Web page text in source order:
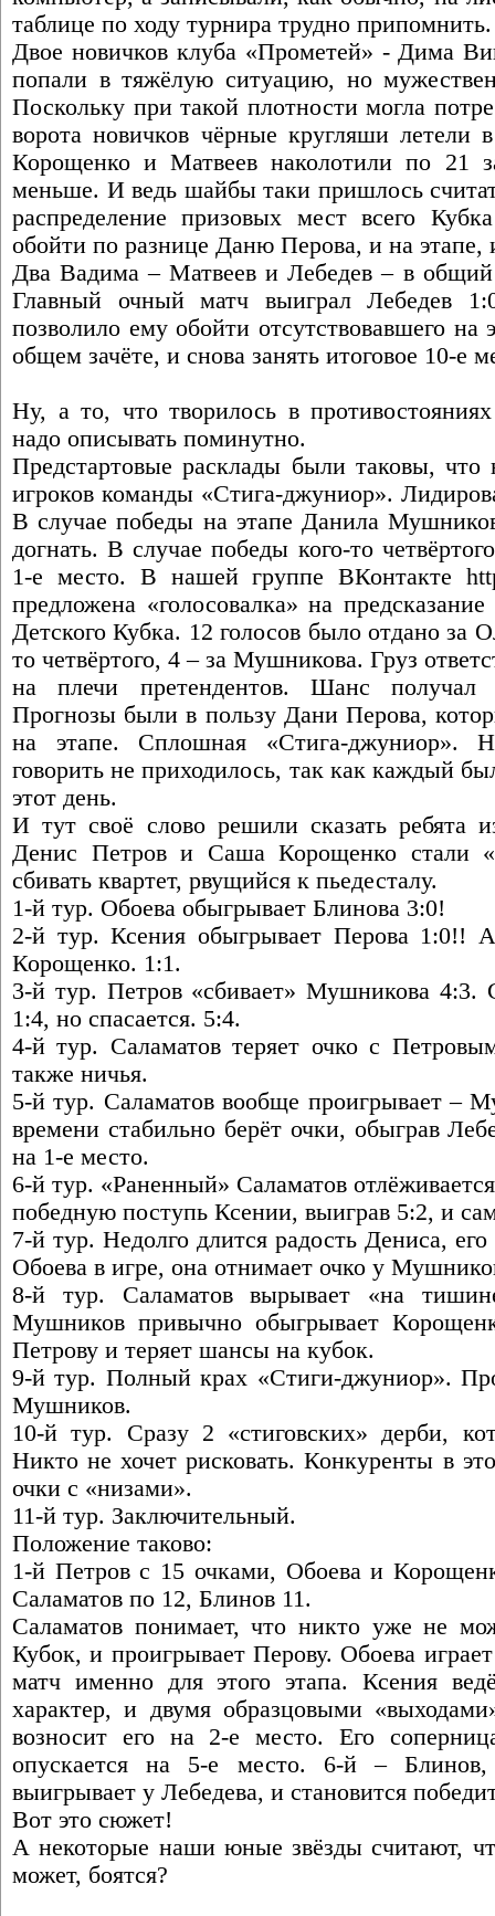
таблице по ходу турнира трудно припомнить.
Двое новичков клуба «Прометей» - Дима
попали в тяжёлую ситуацию, но
Поскольку при такой плотности могла
ворота новичков чёрные кругляши летели
Корощенко и Матвеев наколотили по 21
меньше. И ведь шайбы таки пришлось
распределение призовых мест всего
обойти по разнице Даню Перова, и на этапе,
Два Вадима – Матвеев и Лебедев – в
Главный очный матч выиграл Лебедев
позволило ему обойти отсутствовавшего
общем зачёте, и снова занять итоговое 10-е
Ну, а то, что творилось в
надо описывать поминутно.
Предстартовые расклады были таковы, что
игроков команды «Стига-джуниор».
В случае победы на этапе Данила
догнать. В случае победы кого-то
1-е место. В нашей группе ВКонтакте
предложена «голосовалка» на
Детского Кубка. 12 голосов было отдано за
то четвёртого, 4 – за Мушникова. Груз
на плечи претендентов. Шанс получал
Прогнозы были в пользу Дани Перова,
на этапе. Сплошная «Стига-джуниор».
говорить не приходилось, так как каждый
этот день.
И тут своё слово решили сказать ребята
Денис Петров и Саша Корощенко стали
сбивать квартет, рвущийся к пьедесталу.
1-й тур. Обоева обыгрывает Блинова 3:0!
2-й тур. Ксения обыгрывает Перова 1:0!!
Корощенко. 1:1.
3-й тур. Петров «сбивает» Мушникова 4:3.
1:4, но спасается. 5:4.
4-й тур. Саламатов теряет очко с
также ничья.
5-й тур. Саламатов вообще проигрывает –
времени стабильно берёт очки, обыграв
на 1-е место.
6-й тур. «Раненный» Саламатов
победную поступь Ксении, выиграв 5:2, и
7-й тур. Недолго длится радость Дениса,
Обоева в игре, она отнимает очко у
8-й тур. Саламатов вырывает «на
Мушников привычно обыгрывает
Петрову и теряет шансы на кубок.
9-й тур. Полный крах «Стиги-джуниор».
Мушников.
10-й тур. Сразу 2 «стиговских» дерби,
Никто не хочет рисковать. Конкуренты в
очки с «низами».
11-й тур. Заключительный.
Положение таково:
1-й Петров с 15 очками, Обоева и
Саламатов по 12, Блинов 11.
Саламатов понимает, что никто уже не
Кубок, и проигрывает Перову. Обоева
матч именно для этого этапа. Ксения
характер, и двумя образцовыми
возносит его на 2-е место. Его
опускается на 5-е место. 6-й –
выигрывает у Лебедева, и становится
Вот это сюжет!
А некоторые наши юные звёзды считают,
может, боятся?